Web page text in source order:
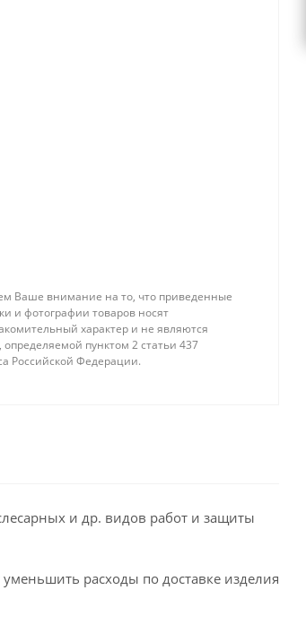
Ваше внимание на то, что приведенные
и фотографии товаров носят
характер и не являются
пунктом 2 статьи 437
Российской Федерации.
и др. видов работ и защиты
расходы по доставке изделия